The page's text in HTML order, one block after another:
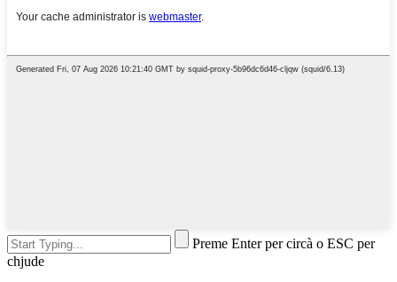
Preme Enter per circà o ESC per
chjude